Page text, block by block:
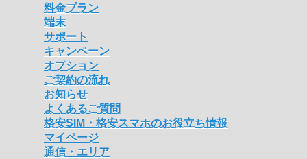
料金プラン
端末
サポート
キャンペーン
オプション
ご契約の流れ
お知らせ
よくあるご質問
格安SIM・格安スマホのお役立ち情報
マイページ
通信・エリア